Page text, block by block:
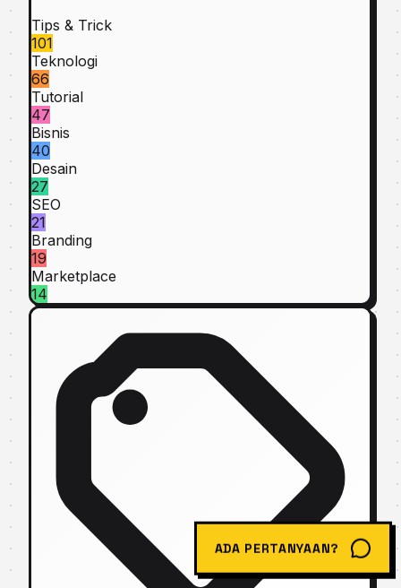
Tips & Trick
101
Teknologi
66
Tutorial
47
Bisnis
40
Desain
27
SEO
21
Branding
19
Marketplace
14
ADA PERTANYAAN?